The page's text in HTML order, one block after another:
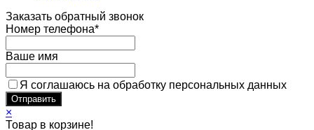
Заказать обратный звонок
Номер телефона*
Ваше имя
Я соглашаюсь на обработку персональных данных
×
Товар в корзине!